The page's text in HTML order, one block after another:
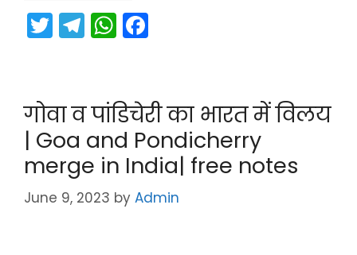
T
w
er
T
el
gr
a
m
W
h
ts
A
p
p
e
b
o
o
k
गोवा व पांडिचेरी का भारत में विलय
| Goa and Pondicherry
merge in India| free notes
June 9, 2023 by Admin